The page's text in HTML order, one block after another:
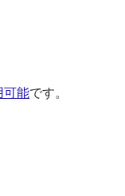
可能です。